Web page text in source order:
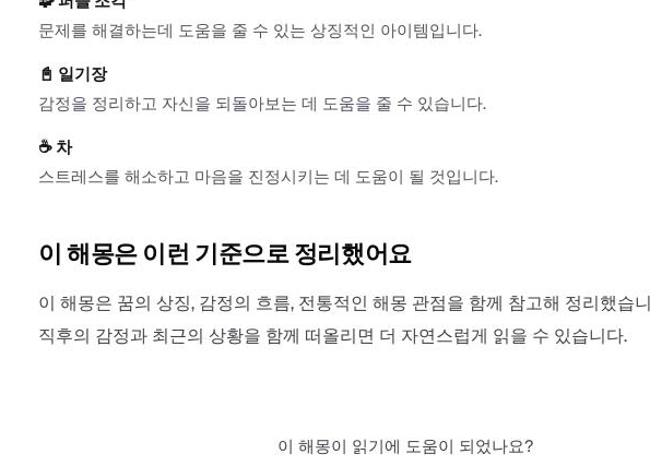
문제를 해결하는데 도움을 줄 수 있는 상징적인 아이템입니다.
📓 일기장
감정을 정리하고 자신을 되돌아보는 데 도움을 줄 수 있습니다.
☕ 차
스트레스를 해소하고 마음을 진정시키는 데 도움이 될 것입니다.
이 해몽은 이런 기준으로 정리했어요
이 해몽은 꿈의 상징, 감정의 흐름, 전통적인 해몽 관점을 함께 참고해 정리했습
직후의 감정과 최근의 상황을 함께 떠올리면 더 자연스럽게 읽을 수 있습니다.
이 해몽이 읽기에 도움이 되었나요?